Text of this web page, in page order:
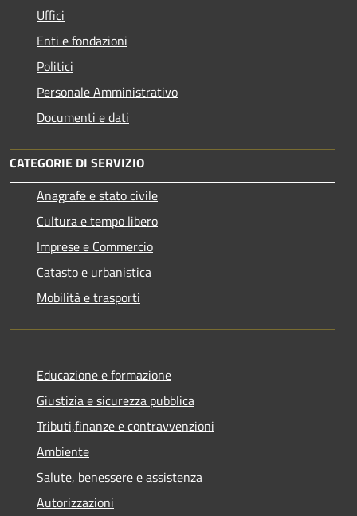
Uffici
Enti e fondazioni
Politici
Personale Amministrativo
Documenti e dati
CATEGORIE DI SERVIZIO
Anagrafe e stato civile
Cultura e tempo libero
Imprese e Commercio
Catasto e urbanistica
Mobilità e trasporti
Educazione e formazione
Giustizia e sicurezza pubblica
Tributi,finanze e contravvenzioni
Ambiente
Salute, benessere e assistenza
Autorizzazioni